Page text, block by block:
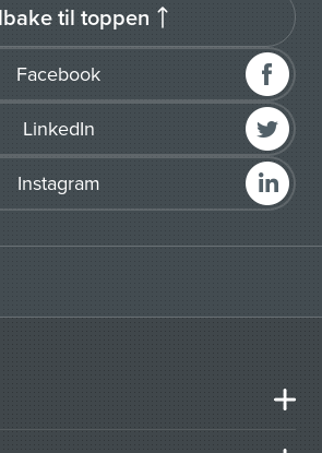
Facebook
LinkedIn
Instagram
til toppen